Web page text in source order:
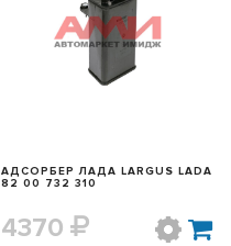
БЫСТРЫЙ ПРОСМОТР
АДСОРБЕР ЛАДА LARGUS LADA
82 00 732 310
4370